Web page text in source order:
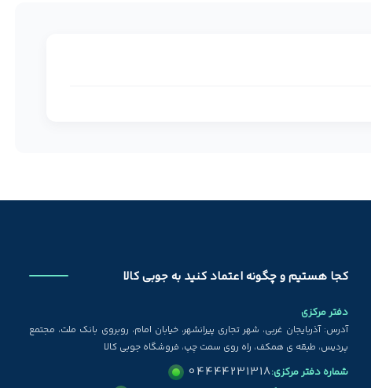
کجا هستیم و چگونه اعتماد کنید به جوبی کالا
دفتر مرکزی
آدرس: آذربایجان غربی، شهر تجاری پیرانشهر، خیابان امام، روبروی بانک ملت، مجتمع
پردیس، طبقه ی همکف، راه روی سمت چپ، فروشگاه جوبی کالا
شماره دفتر مرکزی:04444231318